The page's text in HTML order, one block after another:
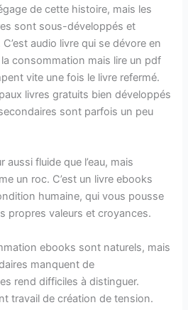
de cette histoire, mais les
sont sous-développés et
audio livre qui se dévore en
consommation mais lire un pdf
vite une fois le livre refermé.
livres gratuits bien développés
sont parfois un peu
aussi fluide que l’eau, mais
un roc. C’est un livre ebooks
humaine, qui vous pousse
propres valeurs et croyances.
ebooks sont naturels, mais
manquent de
rend difficiles à distinguer.
travail de création de tension.